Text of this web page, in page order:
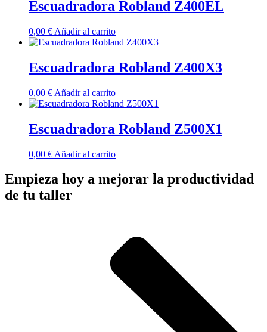
Escuadradora Robland Z400EL
0,00 € Añadir al carrito
Escuadradora Robland Z400X3
0,00 € Añadir al carrito
Escuadradora Robland Z500X1
0,00 € Añadir al carrito
Empieza hoy a mejorar la productividad
de tu taller